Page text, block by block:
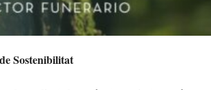
Sostenibilitat